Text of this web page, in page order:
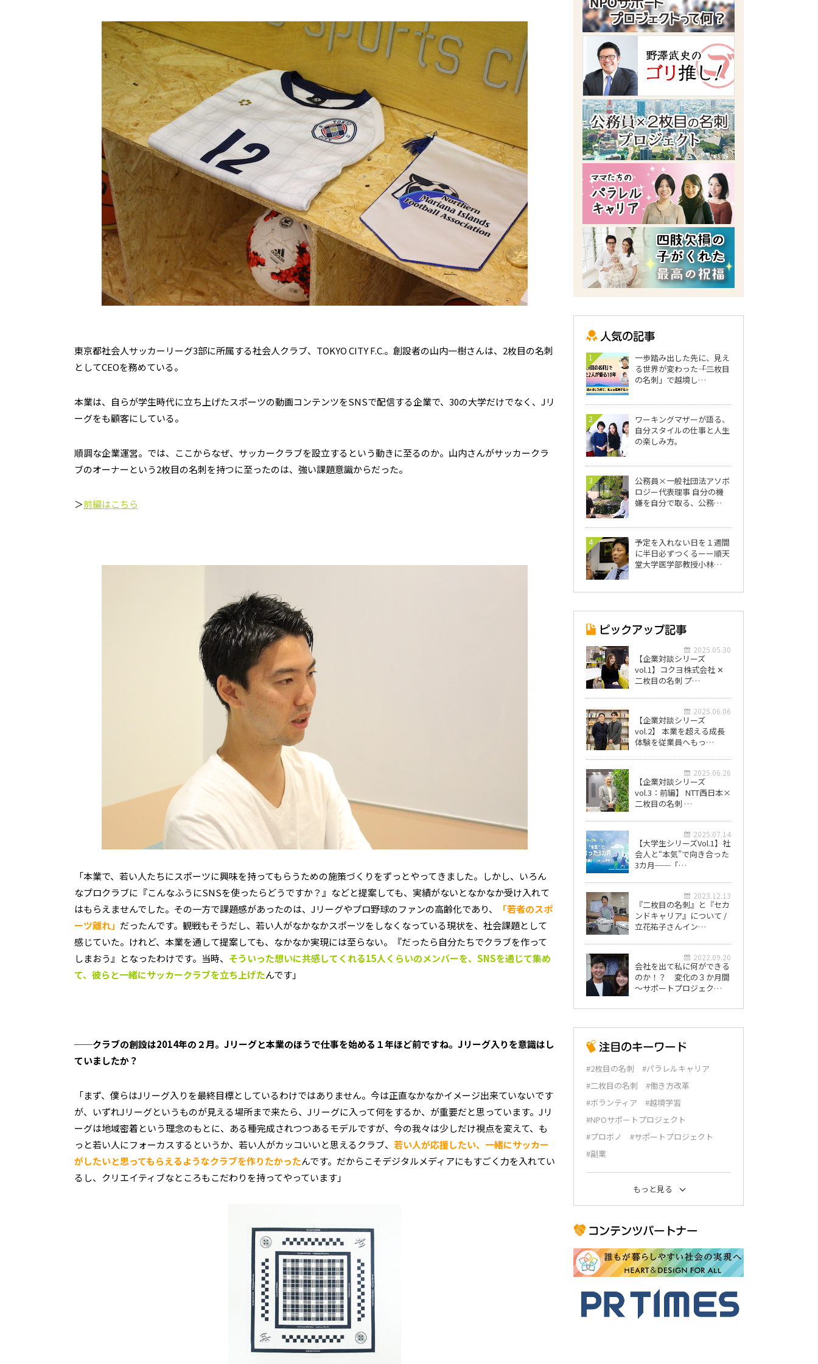
東京都社会人サッカーリーグ3部に所属する社会人クラブ、TOKYO CITY F.C.。創設者の山内一樹さんは、2枚目の名刺
としてCEOを務めている。
本業は、自らが学生時代に立ち上げたスポーツの動画コンテンツをSNSで配信する企業で、30の大学だけでなく、Jリ
ーグをも顧客にしている。
順調な企業運営。では、ここからなぜ、サッカークラブを設立するという動きに至るのか。山内さんがサッカークラ
ブのオーナーという2枚目の名刺を持つに至ったのは、強い課題意識からだった。
＞前編はこちら
「本業で、若い人たちにスポーツに興味を持ってもらうための施策づくりをずっとやってきました。しかし、いろん
なプロクラブに『こんなふうにSNSを使ったらどうですか？』などと提案しても、実績がないとなかなか受け入れて
はもらえませんでした。その一方で課題感があったのは、Jリーグやプロ野球のファンの高齢化であり、
「若者のスポ
ーツ離れ」 だったんです。観戦もそうだし、若い人がなかなかスポーツをしなくなっている現状を、社会課題として
感じていた。けれど、本業を通して提案しても、なかなか実現には至らない。『だったら自分たちでクラブを作って
しまおう』となったわけです。当時、 そういった想いに共感してくれる15人くらいのメンバーを、SNSを通じて集め
て、彼らと一緒にサッカークラブを立ち上げたんです」
──クラブの創設は2014年の２月。 Jリーグと本業のほうで仕事を始める１年ほど前ですね。 Jリーグ入りを意識はし
ていましたか？
「まず、僕らはJリーグ入りを最終目標としているわけではありません。今は正直なかなかイメージ出来ていないです
が、いずれJリーグというものが見える場所まで来たら、Jリーグに入って何をするか、が重要だと思っています。Jリ
ーグは地域密着という理念のもとに、ある種完成されつつあるモデルですが、今の我々は少しだけ視点を変えて、も
っと若い人にフォーカスするというか、若い人がカッコいいと思えるクラブ、 若い人が応援したい、一緒にサッカー
がしたいと思ってもらえるようなクラブを作りたかったんです。だからこそデジタルメディアにもすごく力を入れてい
るし、クリエイティブなところもこだわりを持ってやっています」
1
一歩踏み出した先に、見え
る世界が変わった――「二枚目
の名刺」で越境し…
2
ワーキングマザーが語る、
自分スタイルの仕事と人生
の楽しみ方。
3
公務員×一般社団法アソボ
ロジー代表理事 自分の機
嫌を自分で取る、公務…
4
予定を入れない日を１週間
に半日必ずつくるーー順天
堂大学医学部教授小林…
2025.05.30
【企業対談シリーズ
vol.1】コクヨ株式会社 ✕
二枚目の名刺 プ…
2025.06.06
【企業対談シリーズ
vol.2】 本業を超える成長
体験を従業員へもっ…
2025.06.26
【企業対談シリーズ
vol.3：前編】 NTT西日本×
二枚目の名刺 …
2025.07.14
【大学生シリーズVol.1】社
会人と“本気”で向き合った
3カ月──「…
2023.12.13
『二枚目の名刺』と『セカ
ンドキャリア』について /
立花祐子さんイン…
2022.09.20
会社を出て私に何ができる
のか！？ 変化の３か月間
～サポートプロジェク…
#2枚目の名刺
#パラレルキャリア
#二枚目の名刺
#働き方改革
#ボランティア
#越境学習
#NPOサポートプロジェクト
#プロボノ
#サポートプロジェクト
#副業
もっと見る